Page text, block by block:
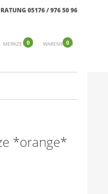
05176 / 976 50 96
0
MERKZETTEL 0
WARENKORB
*orange*